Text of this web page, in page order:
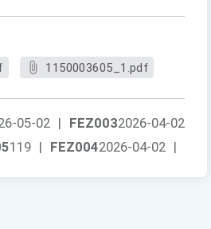
1150003605_1.pdf
FEZ0032026-04-02
05-02 |
FEZ0042026-04-02 |
119 |